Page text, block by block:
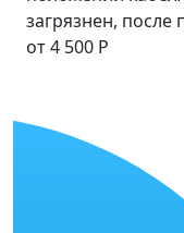
загрязнен, после
от 4 500 Р